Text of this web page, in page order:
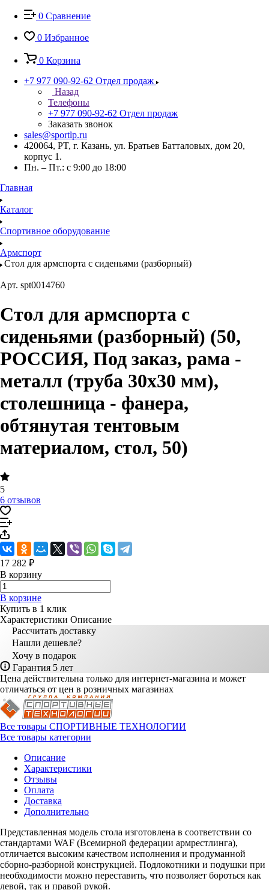
0 Сравнение
0 Избранное
0 Корзина
+7 977 090-92-62 Отдел продаж
Назад
Телефоны
+7 977 090-92-62 Отдел продаж
Заказать звонок
sales@sportlp.ru
420064, PT, г. Казань, ул. Братьев Батталовых, дом 20,
корпус 1.
Пн. – Пт.: с 9:00 до 18:00
Главная
Каталог
Спортивное оборудование
Армспорт
Стол для армспорта с сиденьями (разборный)
Арт. spt0014760
Стол для армспорта с
сиденьями (разборный) (50,
РОССИЯ, Под заказ, рама -
металл (труба 30х30 мм),
столешница - фанера,
обтянутая тентовым
материалом, стол, 50)
5
6 отзывов
17 282 ₽
В корзину
В корзине
Купить в 1 клик
Характеристики Описание
Рассчитать доставку
Нашли дешевле?
Хочу в подарок
Гарантия 5 лет
Цена действительна только для интернет-магазина и может
отличаться от цен в розничных магазинах
Все товары СПОРТИВНЫЕ ТЕХНОЛОГИИ
Все товары категории
Описание
Характеристики
Отзывы
Оплата
Доставка
Дополнительно
Представленная модель стола изготовлена в соответствии со
стандартами WAF (Всемирной федерации армрестлинга),
отличается высоким качеством исполнения и продуманной
сборно-разборной конструкцией. Подлокотники и подушки при
необходимости можно переставить, что позволяет бороться как
левой, так и правой рукой.